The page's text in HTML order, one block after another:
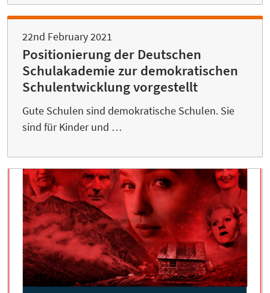
22nd February 2021
Positionierung der Deutschen
Schulakademie zur demokratischen
Schulentwicklung vorgestellt
Gute Schulen sind demokratische Schulen. Sie
sind für Kinder und …